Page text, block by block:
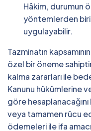
Hâkim, durumun
yöntemlerden
uygulayabilir.
Tazminatın
özel bir öneme
kalma zararları ile
Kanunu hükümlerine
göre
veya tamamen rücu
ödemeleri ile ifa